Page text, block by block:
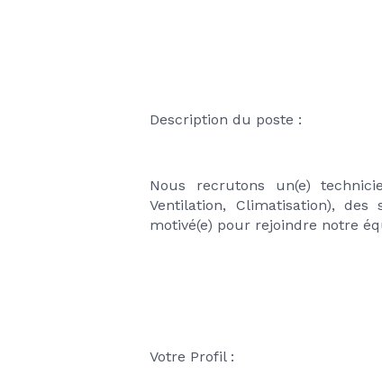
Description du poste :
Nous recrutons un(e)
Ventilation, Climatisation),
motivé(e) pour rejoindre notre
Votre Profil :